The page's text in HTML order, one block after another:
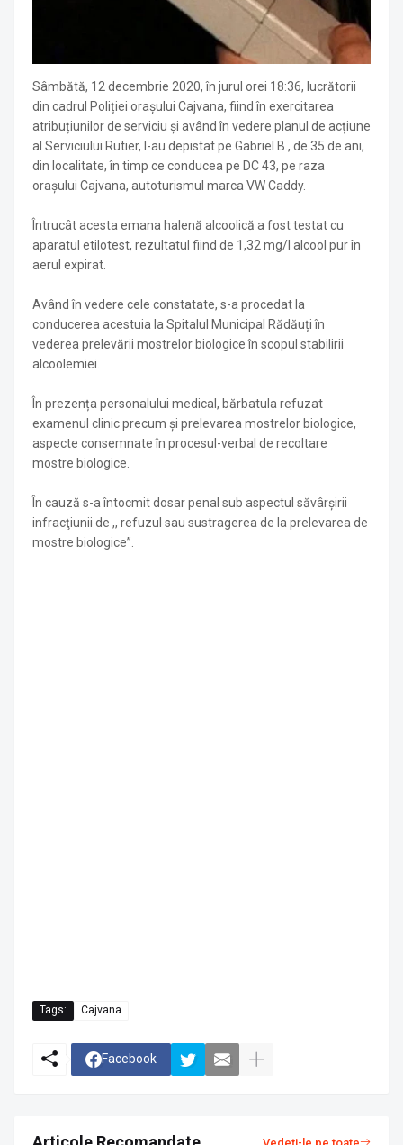
Sâmbătă, 12 decembrie 2020, în jurul orei 18:36, lucrătorii
din cadrul Poliției orașului Cajvana, fiind în exercitarea
atribuțiunilor de serviciu și având în vedere planul de acțiune
al Serviciului Rutier, l-au depistat pe Gabriel B., de 35 de ani,
din localitate, în timp ce conducea pe DC 43, pe raza
orașului Cajvana, autoturismul marca VW Caddy.
Întrucât acesta emana halenă alcoolică a fost testat cu
aparatul etilotest, rezultatul fiind de 1,32 mg/l alcool pur în
aerul expirat.
Având în vedere cele constatate, s-a procedat la
conducerea acestuia la Spitalul Municipal Rădăuți în
vederea prelevării mostrelor biologice în scopul stabilirii
alcoolemiei.
În prezența personalului medical, bărbatula refuzat
examenul clinic precum și prelevarea mostrelor biologice,
aspecte consemnate în procesul-verbal de recoltare
mostre biologice.
În cauză s-a întocmit dosar penal sub aspectul săvârşirii
infracţiunii de ,, refuzul sau sustragerea de la prelevarea de
mostre biologice”.
Tags: Cajvana
Facebook